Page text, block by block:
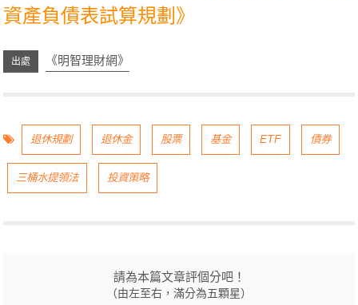
資產負債表試算規劃》
《明智理財網》
退休規劃 退休金 股票 基金 ETF 債券
三桶水提領法 投資策略
請為本篇文章評個分吧！
（由左至右，滿分為五顆星）